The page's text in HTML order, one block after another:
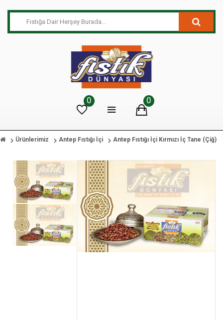
0 0
Ürünlerimiz Antep Fıstığı İçi Antep Fıstığı İçi Kırmızı İç Tane (Çiğ)